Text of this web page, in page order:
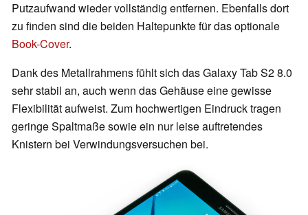
Putzaufwand wieder vollständig entfernen. Ebenfalls dort
zu finden sind die beiden Haltepunkte für das optionale
Book-Cover.
Dank des Metallrahmens fühlt sich das Galaxy Tab S2 8.0
sehr stabil an, auch wenn das Gehäuse eine gewisse
Flexibilität aufweist. Zum hochwertigen Eindruck tragen
geringe Spaltmaße sowie ein nur leise auftretendes
Knistern bei Verwindungsversuchen bei.